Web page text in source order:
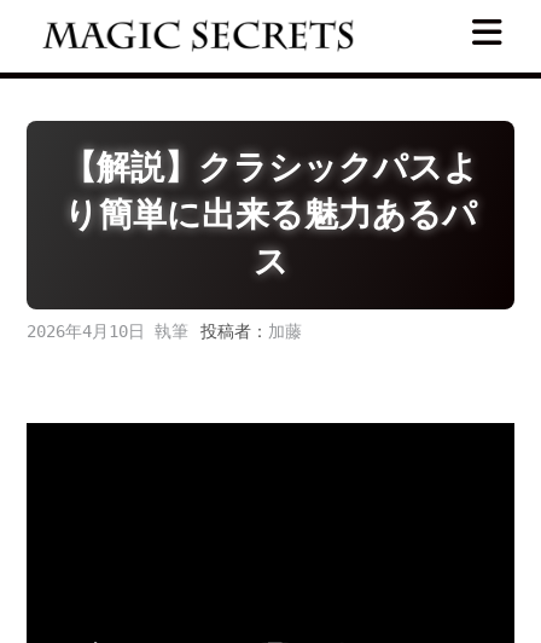
【解説】クラシックパスよ
り簡単に出来る魅力あるパ
ス
2026年4月10日 投稿者： 加藤